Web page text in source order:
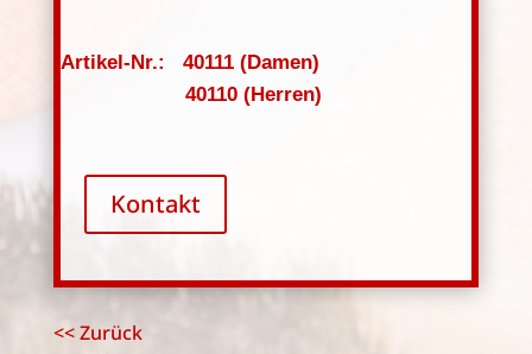
Artikel-Nr.: 40111 (Damen)
40110 (Herren)
Kontakt
<< Zurück